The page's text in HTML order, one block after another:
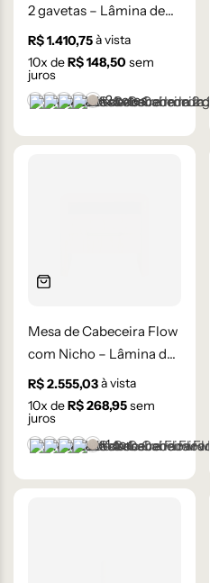
2 gavetas – Lâmina de
Madeira Carvalho
R$1.410,75à vista
10x deR$148,50 sem
juros
Castanho
Champanhe
Cinza Grafite Metalizado
Ébano
Lâmina Frapê
+2 cores
Mesa de Cabeceira Flow
com Nicho – Lâmina de
madeira Carvalho
Natural
R$2.555,03à vista
10x deR$268,95sem
juros
Castanho
Champanhe
Cinza Grafite Metalizado
Ébano
Lâmina Frapê
+1 cor